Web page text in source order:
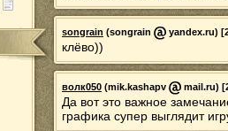
songrain (songrain yandex.ru)
клёво))
волк050 (mik.kashapv mail.ru)
Да вот это важное
графика супер выглядит